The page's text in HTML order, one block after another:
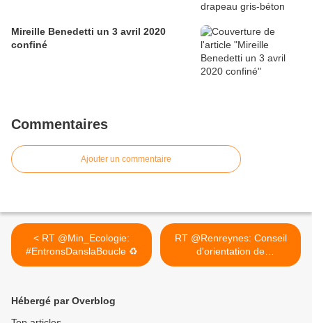
Mireille Benedetti un 3 avril 2020
confiné
Commentaires
Ajouter un commentaire
< RT @Min_Ecologie:
#EntronsDanslaBoucle ♻️
RT @Renreynes: Conseil
d'orientation de
@ArpePaca... >
Hébergé par Overblog